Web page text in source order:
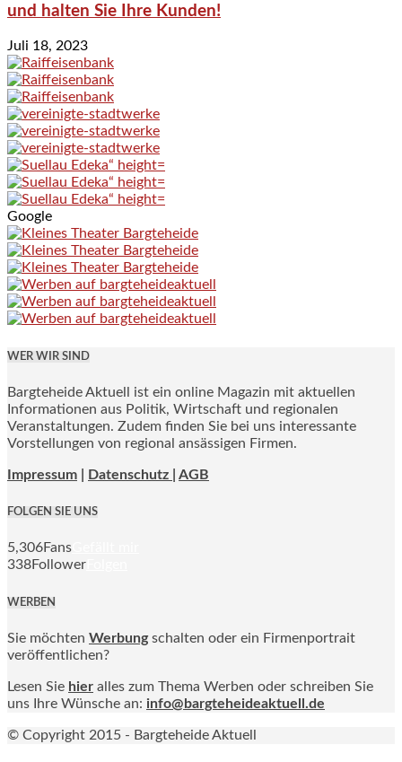
und halten Sie Ihre Kunden!
Juli 18, 2023
Google
WER WIR SIND
Bargteheide Aktuell ist ein online Magazin mit aktuellen
Informationen aus Politik, Wirtschaft und regionalen
Veranstaltungen. Zudem finden Sie bei uns interessante
Vorstellungen von regional ansässigen Firmen.
Impressum Datenschutz | AGB
FOLGEN SIE UNS
5,306Fans
338Follower
WERBEN
Sie möchten Werbung schalten oder ein Firmenportrait
veröffentlichen?
Lesen Sie hier alles zum Thema Werben oder schreiben Sie
uns Ihre Wünsche an: info@bargteheideaktuell.de
© Copyright 2015 - Bargteheide Aktuell